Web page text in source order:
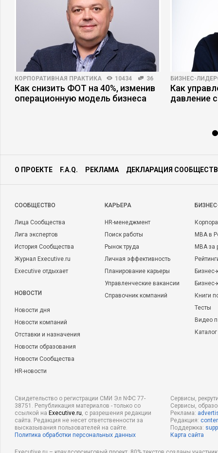
КОРПОРАТИВНАЯ ПРАКТИКА 10434 36
Как снизить ФОТ на 40%, изменив
операционную модель бизнеса
БИЗНЕС-
Как
давление
О ПРОЕКТЕ F.A.Q. РЕКЛАМА ДЕКЛАРАЦИЯ
CООБЩЕСТВО
Лица Сообщества
Лига экспертов
История Сообщества
Журнал Executive.ru
Executive отдыхает
НОВОСТИ
Новости дня
Новости компаний
Отставки и назначения
Новости образования
Новости Сообщества
HR-новости
КАРЬЕРА
HR-менеджмент
Поиск работы
Рынок труда
Личная эффективность
Планирование карьеры
Управленческие вакансии
Справочник компаний
MBA в
MBA
Бизнес-
Книги
Тесты
Видео
Свидетельство о регистрации СМИ Эл NФС 77-
38751. Републикация материалов - только со
ссылкой на Executive.ru, с разрешения редакции
сайта. Редакция не несет ответственности за
высказывания пользователей на сайте.
Политика обработки персональных данных
Сервисы,
Сервисы,
Реклама:
Редакция:
Поддержка:
Карта сайта